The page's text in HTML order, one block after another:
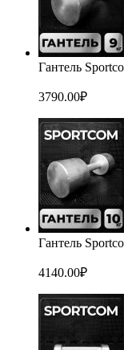
Гантель
3790.00₽
Гантель
4140.00₽